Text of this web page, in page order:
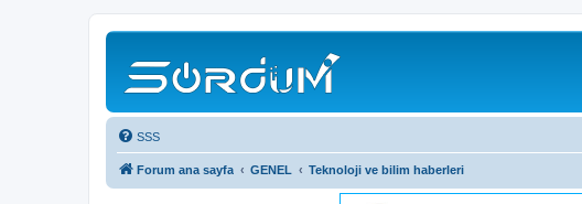
SSS
Forum ana sayfa GENEL Teknoloji ve bilim haberleri